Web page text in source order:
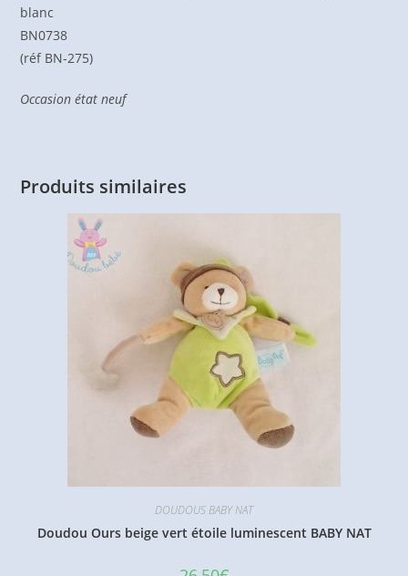
blanc
BN0738
(réf BN-275)
Occasion état neuf
Produits similaires
DOUDOUS BABY NAT
Doudou Ours beige vert étoile luminescent BABY NAT